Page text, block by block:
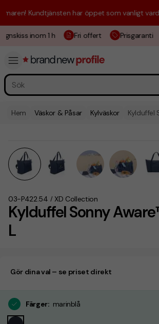
Kundtjänsten har öppet som vanligt vardagar
inom 1 h Fri offert Prisgaranti
Hem Väskor & Påsar Kylväskor Kylduffel
Kylduffel Sonny
L
03-P422.54 / XD Collection
Gör dina val – se priset direkt
Färger: marinblå